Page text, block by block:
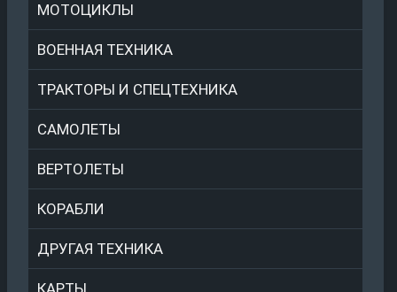
МОТОЦИКЛЫ
ВОЕННАЯ ТЕХНИКА
ТРАКТОРЫ И СПЕЦТЕХНИКА
САМОЛЕТЫ
ВЕРТОЛЕТЫ
КОРАБЛИ
ДРУГАЯ ТЕХНИКА